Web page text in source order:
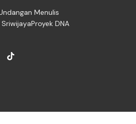
Menulis
Proyek DNA